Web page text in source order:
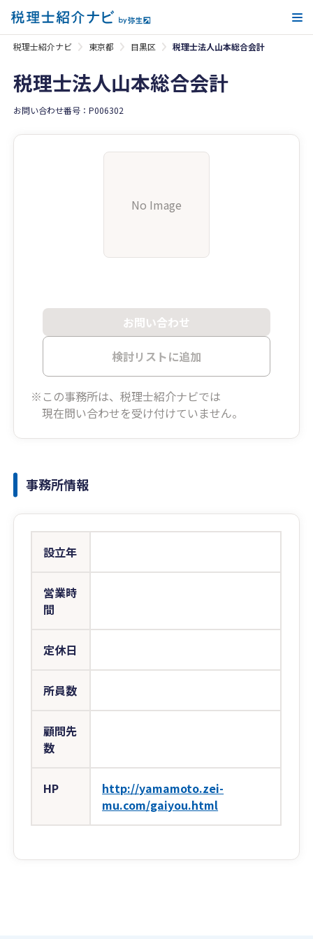
税理士紹介ナビ 東京都 目黒区 税理士法人山本総合会計
税理士法人山本総合会計
お問い合わせ番号：P006302
No Image
お問い合わせ
検討リストに追加
※この事務所は、税理士紹介ナビでは
現在問い合わせを受け付けていません。
事務所情報
設立年
営業時
間
定休日
所員数
顧問先
数
HP
http://yamamoto.zei-
mu.com/gaiyou.html